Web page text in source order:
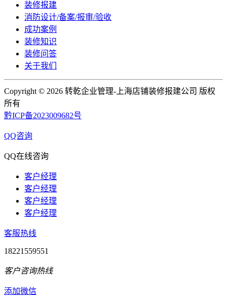
装修报建
消防设计/备案/报审/验收
成功案例
装修知识
装修问答
关于我们
Copyright © 2026 转乾企业管理-上海店铺装修报建公司 版权
所有
黔ICP备2023009682号
QQ咨询
QQ在线咨询
客户经理
客户经理
客户经理
客户经理
客服热线
18221559551
客户咨询热线
添加微信